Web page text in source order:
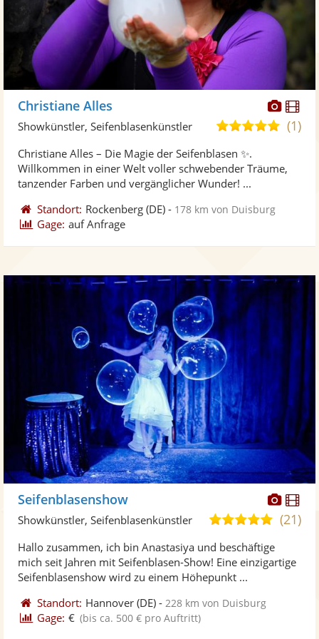
Christiane Alles
5,0
Sternen
(1)
Showkünstler, Seifenblasenkünstler
Christiane Alles – Die Magie der Seifenblasen ✨.
Willkommen in einer Welt voller schwebender Träume,
tanzender Farben und vergänglicher Wunder! ...
Standort: Rockenberg (DE) - 178 km von Duisburg
Gage: auf Anfrage
Seifenblasenshow
5,0
5
Sternen
(21)
Showkünstler, Seifenblasenkünstler
Hallo zusammen, ich bin Anastasiya und beschäftige
mich seit Jahren mit Seifenblasen-Show! Eine einzigartige
Seifenblasenshow wird zu einem Höhepunkt ...
Standort: Hannover (DE) - 228 km von Duisburg
Gage: € (bis ca. 500 € pro Auftritt)